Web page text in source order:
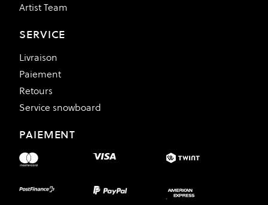
Artist Team
SERVICE
Livraison
Paiement
Retours
Service snowboard
PAIEMENT